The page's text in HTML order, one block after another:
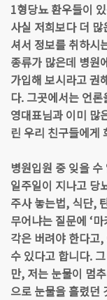
1형당뇨 환우들이
사실 저희보다 더
셔서 정보를 취하시
종류가 많은데 병원
가입해 보시라고 권
다. 그곳에서는 언
영대표님과 이미 많
린 우리 친구들에게
병원입원 중 잊을
일주일이 지나고 당
주사 놓는법, 식단,
무어냐는 질문에 ‘
각은 버려야 한다고
수 있다고 합니다.
만, 저는 눈물이 멈
으로 눈물을 흘렸던